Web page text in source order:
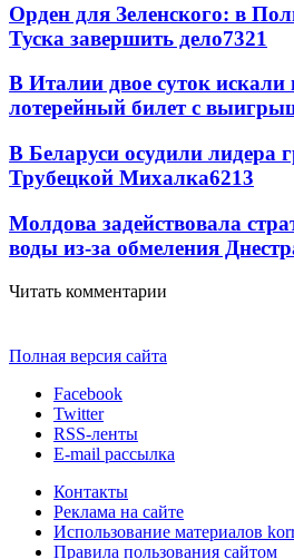
Орден для Зеленского: в
Туска завершить дело7321
В Италии двое суток
лотерейный билет с
В Беларуси осудили лидера
Трубецкой Михалка6213
Молдова задействовала
воды из-за обмеления
Читать комментарии
Полная версия сайта
Facebook
Twitter
RSS-ленты
E-mail рассылка
Контакты
Реклама на сайте
Использование материалов
Правила пользования сайтом